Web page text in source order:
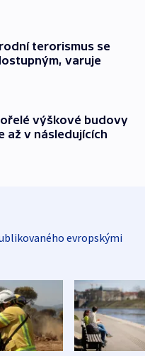
terorismus se
varuje
výškové budovy
až v následujících
evropskými